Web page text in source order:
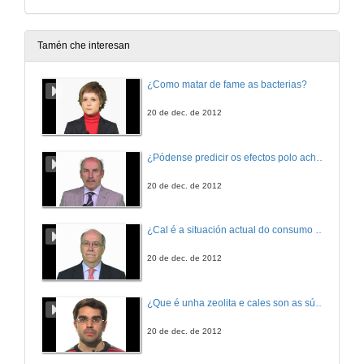
Tamén che interesan
¿Como matar de fame as bacterias?
20 de dec. de 2012
20 de dec. de 2012
¿Cal é a situación actual do consumo cinematográfico?
20 de dec. de 2012
20 de dec. de 2012